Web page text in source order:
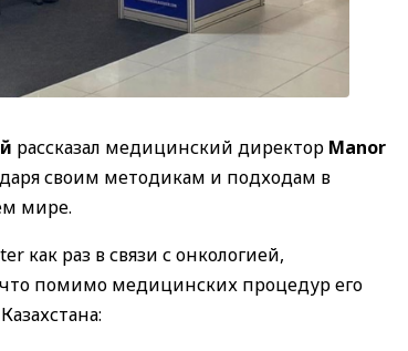
рассказал медицинский директор Manor
своим методикам и подходам в
мире.
как раз в связи с онкологией,
помимо медицинских процедур его